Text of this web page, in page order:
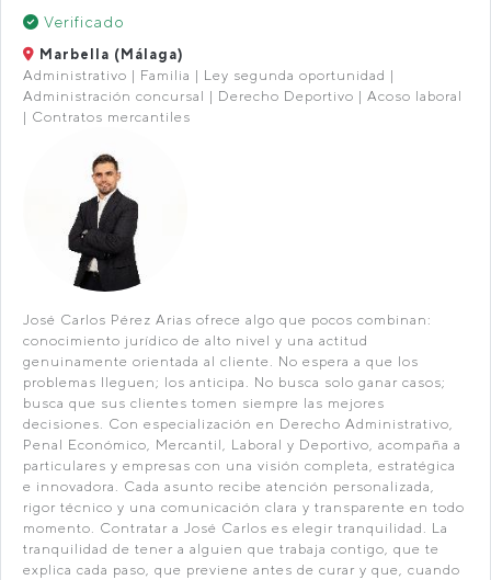
Verificado
Marbella (Málaga)
Administrativo | Familia | Ley segunda oportunidad |
Administración concursal | Derecho Deportivo | Acoso laboral
| Contratos mercantiles
José Carlos Pérez Arias ofrece algo que pocos combinan:
conocimiento jurídico de alto nivel y una actitud
genuinamente orientada al cliente. No espera a que los
problemas lleguen; los anticipa. No busca solo ganar casos;
busca que sus clientes tomen siempre las mejores
decisiones. Con especialización en Derecho Administrativo,
Penal Económico, Mercantil, Laboral y Deportivo, acompaña a
particulares y empresas con una visión completa, estratégica
e innovadora. Cada asunto recibe atención personalizada,
rigor técnico y una comunicación clara y transparente en todo
momento. Contratar a José Carlos es elegir tranquilidad. La
tranquilidad de tener a alguien que trabaja contigo, que te
explica cada paso, que previene antes de curar y que, cuando